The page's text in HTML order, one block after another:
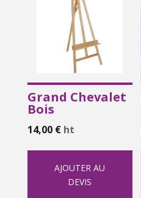
Grand Chevalet
Bois
14,00 € ht
AJOUTER AU
DEVIS